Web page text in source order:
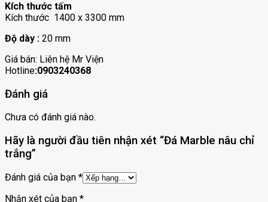
Kích thước tấm
Kích thước 1400 x 3300 mm
Độ dày : 20 mm
Giá bán: Liên hệ Mr Viện
Hotline:0903240368
Đánh giá
Chưa có đánh giá nào.
Hãy là người đầu tiên nhận xét “Đá Marble nâu chỉ
trắng”
Đánh giá của bạn *
Nhận xét của bạn *